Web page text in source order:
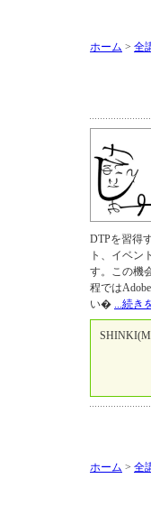
ホーム > 全
DTPを習得
ト、イベン
す。この機
程では
い� ...続き
ホーム > 全